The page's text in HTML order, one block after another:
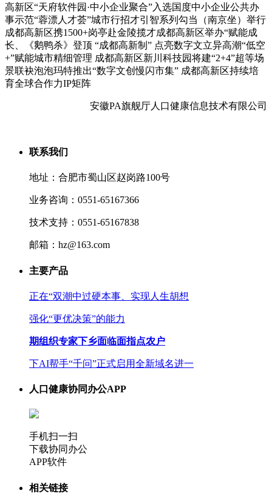
高新区“天府软件园·中小企业聚合”入选国度中小企业公共办
事示范“蓉漂人才荟”城市行招才引智系列勾当（南京坐）举行
成都高新区携1500+岗亭赴金陵揽才成都高新区举办“赋能成
长、《鹅鸭杀》登顶 “成都高新制” 点亮数字文立异高潮“低空
+”赋能城市精细管理 成都高新区新川科技园将建“2+4”超等场
景联袂泡泡玛特推出“数字文创慢闪市集” 成都高新区持续培
育全球合作力IP矩阵
安徽PA旗舰厅人口健康信息技术有限公司
联系我们
地址：合肥市蜀山区赵岗路100号
业务咨询：0551-65167366
技术支持：0551-65167838
邮箱：hz@163.com
主要产品
正在“双潮中过硬本事、实现人生胡想
强化“更优决策”的能力
期组织专家下乡面临面指点农户
下AI帮手“千问”正式启用全新域名进一
人口健康协同办公APP
手机扫一扫
下载协同办公
APP软件
相关链接